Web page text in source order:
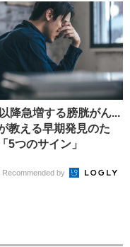
降急増する膀胱がん...
教える早期発見のた
5つのサイン」
Recommended by